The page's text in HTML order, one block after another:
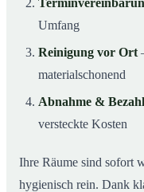
Umfang
Reinigung vor Ort
materialschonend
Abnahme &
versteckte Kosten
Ihre Räume sind sofort
hygienisch rein. Dank